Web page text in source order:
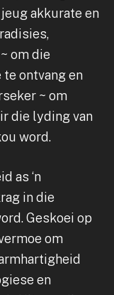
akkurate en
om die
ontvang en
~ om
die lyding van
word.
as ‘n
in die
Geskoei op
om
en